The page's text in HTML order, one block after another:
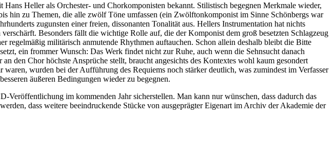
Heller als Orchester- und Chorkomponisten bekannt. Stilistisch begegnen Merkmale wieder,
hin zu Themen, die alle zwölf Töne umfassen (ein Zwölftonkomponist im Sinne Schönbergs war
zugunsten einer freien, dissonanten Tonalität aus. Hellers Instrumentation hat nichts
Besonders fällt die wichtige Rolle auf, die der Komponist dem groß besetzten Schlagzeug
regelmäßig militärisch anmutende Rhythmen auftauchen. Schon allein deshalb bleibt die Bitte
ein frommer Wunsch: Das Werk findet nicht zur Ruhe, auch wenn die Sehnsucht danach
den Chor höchste Ansprüche stellt, braucht angesichts des Kontextes wohl kaum gesondert
wurden bei der Aufführung des Requiems noch stärker deutlich, was zumindest im Verfasser
äußeren Bedingungen wieder zu begegnen.
Veröffentlichung im kommenden Jahr sicherstellen. Man kann nur wünschen, dass dadurch das
dass weitere beeindruckende Stücke von ausgeprägter Eigenart im Archiv der Akademie der